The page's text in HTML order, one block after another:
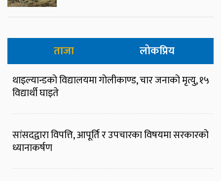
ताजा लोकप्रिय
थाइल्यान्डको विद्यालयमा गोलीकाण्ड, चार जनाको मृत्यु, १५
विद्यार्थी घाइते
सांसदद्वारा विपत्ति, आपूर्ति र उपचारका विषयमा सरकारको
ध्यानाकर्षण